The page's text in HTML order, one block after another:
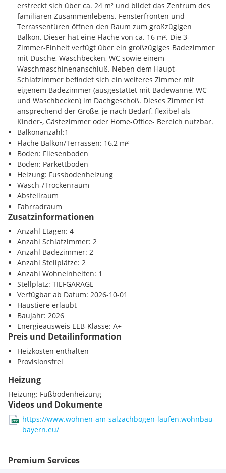
Infrastruktur / Entfernungen
Kinder / Schulen
Grundschule 0.35 km
Gymnasium 0.85 km
Hauptschule 0.35 km
Kindergarten 0.5 km
Nahversorgung
Einkaufsmöglichkeiten 0.6 km
Gaststätten 0.35 km
Verkehr
Autobahn 15 km
Bus 0.4 km
Fernbahnhof 0.75 km
Flughafen 21 km
Sonstige
Zentrum 1 km
erstreckt sich über ca. 24 m² und bildet das Zentrum des
familiären Zusammenlebens. Fensterfronten und
Terrassentüren öffnen den Raum zum großzügigen
Balkon. Dieser hat eine Fläche von ca. 16 m². Die 3-
Zimmer-Einheit verfügt über ein großzügiges Badezimmer
mit Dusche, Waschbecken, WC sowie einem
Waschmaschinenanschluß. Neben dem Haupt-
Schlafzimmer befindet sich ein weiteres Zimmer mit
eigenem Badezimmer (ausgestattet mit Badewanne, WC
und Waschbecken) im Dachgeschoß. Dieses Zimmer ist
ansprechend der Größe, je nach Bedarf, flexibel als
Kinder-, Gästezimmer oder Home-Office- Bereich nutzbar.
Balkonanzahl:1
Fläche Balkon/Terrassen: 16,2 m²
Boden: Fliesenboden
Boden: Parkettboden
Heizung: Fussbodenheizung
Wasch-/Trockenraum
Abstellraum
Fahrradraum
Zusatzinformationen
Anzahl Etagen: 4
Anzahl Schlafzimmer: 2
Anzahl Badezimmer: 2
Anzahl Stellplätze: 2
Anzahl Wohneinheiten: 1
Stellplatz: TIEFGARAGE
Verfügbar ab Datum: 2026-10-01
Haustiere erlaubt
Baujahr: 2026
Energieausweis EEB-Klasse: A+
Preis und Detailinformation
Heizkosten enthalten
Provisionsfrei
Heizung
Heizung: Fußbodenheizung
Videos und Dokumente
https://www.wohnen-am-salzachbogen-laufen.wohnbau-
bayern.eu/
Premium Services